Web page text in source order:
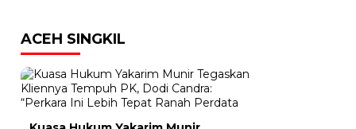
ACEH SINGKIL